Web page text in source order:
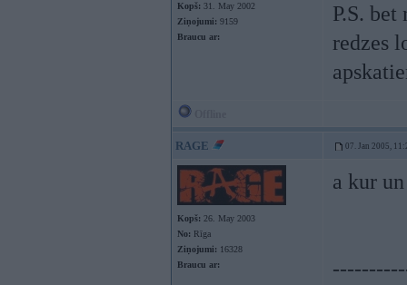
Kopš: 31. May 2002
Ziņojumi: 9159
Braucu ar:
P.S.
redzes
RAGE 07. Jan 2005,
Kopš: 26. May 2003
No: Rīga
Ziņojumi: 16328
Braucu ar:
a kur